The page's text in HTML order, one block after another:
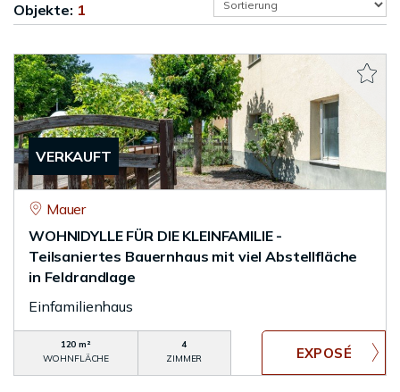
Objekte: 1
VERKAUFT
Mauer
WOHNIDYLLE FÜR DIE KLEINFAMILIE -
Teilsaniertes Bauernhaus mit viel Abstellfläche
in Feldrandlage
Einfamilienhaus
120 m²
WOHNFLÄCHE
4
ZIMMER